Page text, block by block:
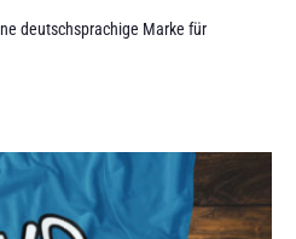
deutschsprachige Marke für